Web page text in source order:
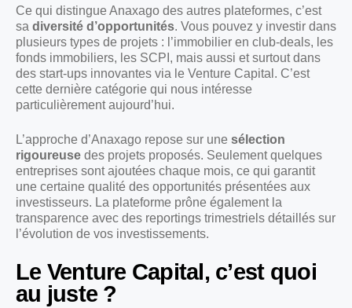
Ce qui distingue Anaxago des autres plateformes, c’est
sa diversité d’opportunités. Vous pouvez y investir dans
plusieurs types de projets : l’immobilier en club-deals, les
fonds immobiliers, les SCPI, mais aussi et surtout dans
des start-ups innovantes via le Venture Capital. C’est
cette dernière catégorie qui nous intéresse
particulièrement aujourd’hui.
L’approche d’Anaxago repose sur une sélection
rigoureuse des projets proposés. Seulement quelques
entreprises sont ajoutées chaque mois, ce qui garantit
une certaine qualité des opportunités présentées aux
investisseurs. La plateforme prône également la
transparence avec des reportings trimestriels détaillés sur
l’évolution de vos investissements.
Le Venture Capital, c’est quoi
au juste ?